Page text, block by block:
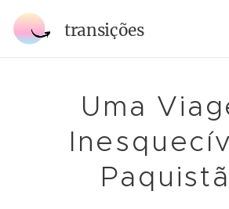
transições
Uma